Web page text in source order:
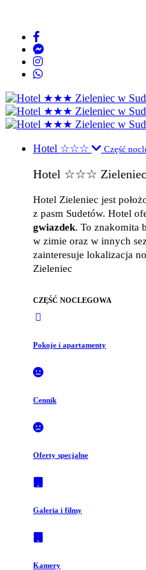
Hotel ☆☆☆ Część
Hotel ☆☆☆ Zieleniec
Hotel Zieleniec jest
z pasm Sudetów. Hotel
gwiazdek. To znakomita
w zimie oraz w innych
zainteresuje lokalizacja
Zieleniec
CZĘŚĆ NOCLEGOWA
Pokoje i apartamenty
Cennik
Oferty specjalne
Galeria i filmy
Kamery